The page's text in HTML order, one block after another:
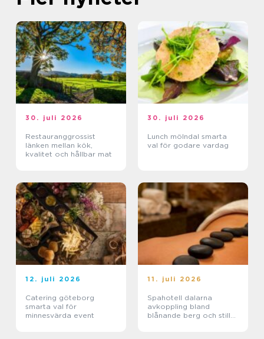
30. juli 2026
Restauranggrossist
länken mellan kök,
kvalitet och hållbar mat
30. juli 2026
Lunch mölndal smarta
val för godare vardag
12. juli 2026
Catering göteborg
smarta val för
minnesvärda event
11. juli 2026
Spahotell dalarna
avkoppling bland
blånande berg och stilla